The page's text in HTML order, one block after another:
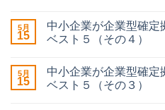
15
5月
中小企業が企業型確定
ベスト５（その４）
15
5月
中小企業が企業型確定
ベスト５（その３）